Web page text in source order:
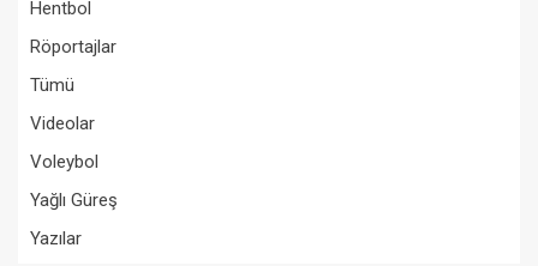
Hentbol
Röportajlar
Tümü
Videolar
Voleybol
Yağlı Güreş
Yazılar